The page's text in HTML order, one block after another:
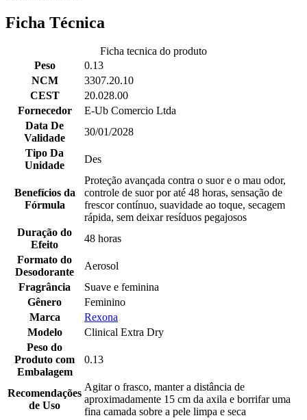
Ficha Técnica
Ficha tecnica do produto
Peso
0.13
NCM
3307.20.10
CEST
20.028.00
Fornecedor
E-Ub Comercio Ltda
Data De
Validade
30/01/2028
Tipo Da
Unidade
Des
Benefícios da
Fórmula
Proteção avançada contra o suor e o mau odor,
controle de suor por até 48 horas, sensação de
frescor contínuo, suavidade ao toque, secagem
rápida, sem deixar resíduos pegajosos
Duração do
Efeito
48 horas
Formato do
Desodorante
Aerosol
Fragrância
Suave e feminina
Gênero
Feminino
Marca
Rexona
Modelo
Clinical Extra Dry
Peso do
Produto com
Embalagem
0.13
Recomendações
de Uso
Agitar o frasco, manter a distância de
aproximadamente 15 cm da axila e borrifar uma
fina camada sobre a pele limpa e seca